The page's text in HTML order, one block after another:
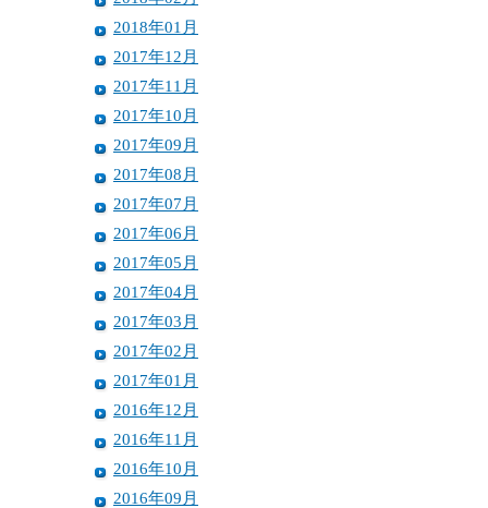
2018年01月
2017年12月
2017年11月
2017年10月
2017年09月
2017年08月
2017年07月
2017年06月
2017年05月
2017年04月
2017年03月
2017年02月
2017年01月
2016年12月
2016年11月
2016年10月
2016年09月